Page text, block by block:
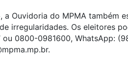
a Ouvidoria do MPMA também
irregularidades. Os eleitores
ou 0800-0981600, WhatsApp: